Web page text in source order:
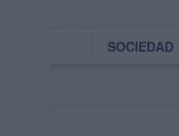
SOCIEDAD